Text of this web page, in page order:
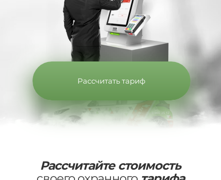
Рассчитать тариф
Рассчитайте стоимость